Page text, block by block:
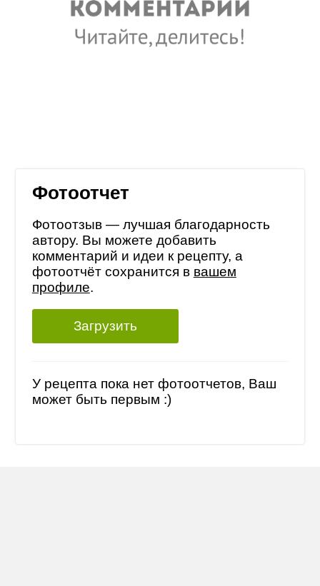
Фотоотчет
Фотоотзыв — лучшая благодарность
автору. Вы можете добавить
комментарий и идеи к рецепту, а
фотоотчёт сохранится в вашем
профиле.
Загрузить
У рецепта пока нет фотоотчетов, Ваш
может быть первым :)